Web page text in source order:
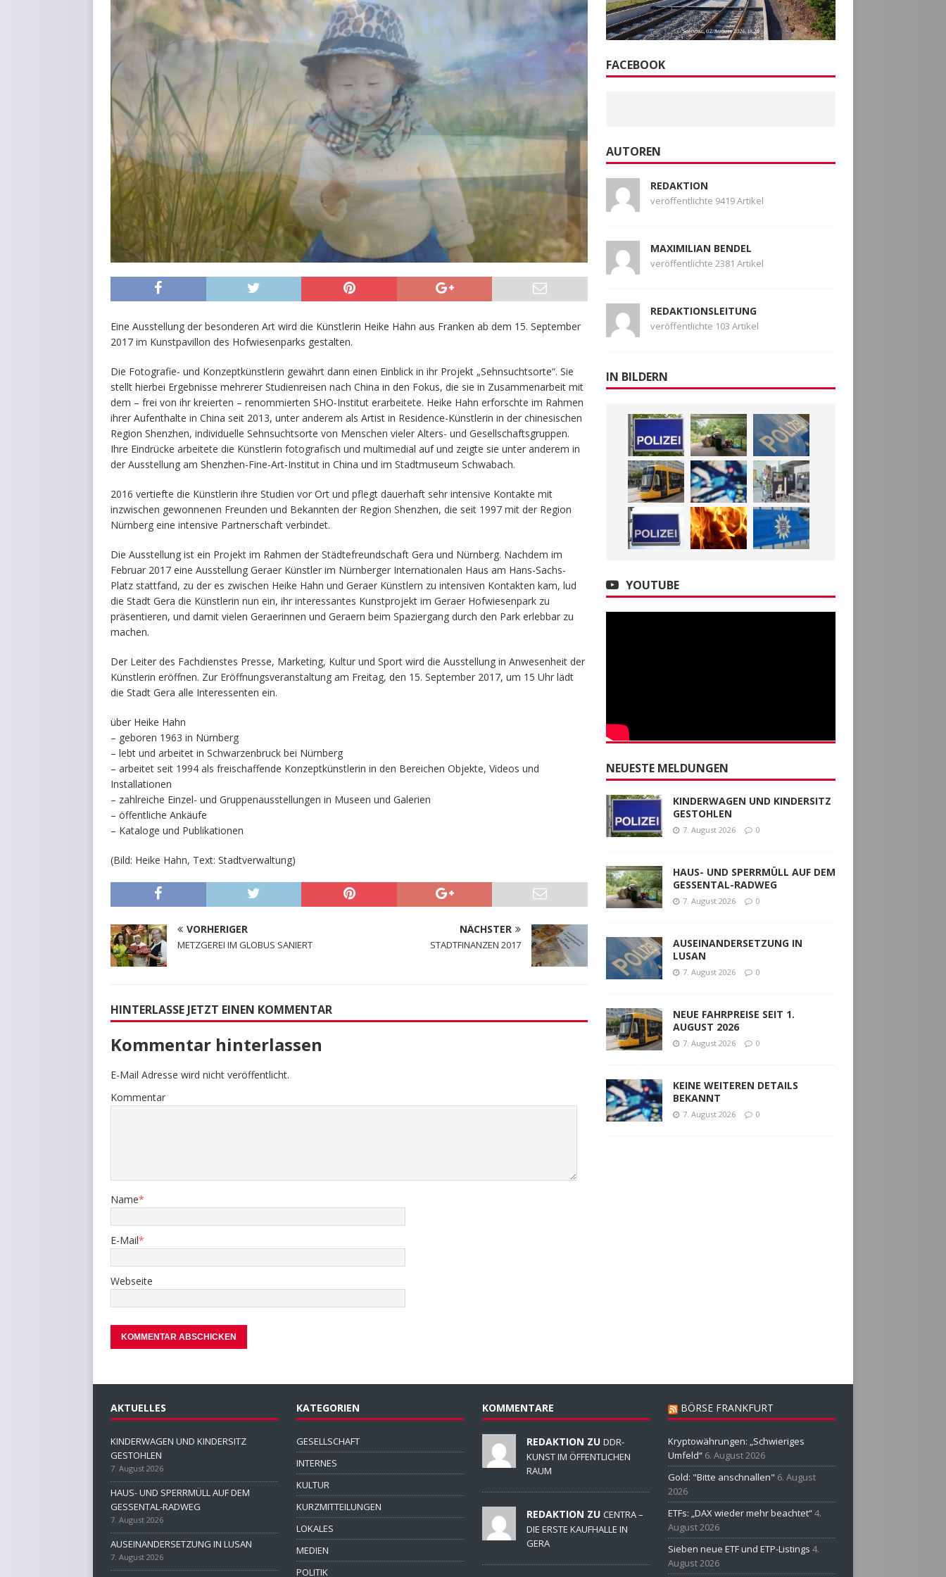
Eine Ausstellung der besonderen Art wird die Künstlerin Heike Hahn aus Franken ab dem 15. September
2017 im Kunstpavillon des Hofwiesenparks gestalten.
Die Fotografie- und Konzeptkünstlerin gewährt dann einen Einblick in ihr Projekt „Sehnsuchtsorte“. Sie
stellt hierbei Ergebnisse mehrerer Studienreisen nach China in den Fokus, die sie in Zusammenarbeit mit
dem – frei von ihr kreierten – renommierten SHO-Institut erarbeitete. Heike Hahn erforschte im Rahmen
ihrer Aufenthalte in China seit 2013, unter anderem als Artist in Residence-Künstlerin in der chinesischen
Region Shenzhen, individuelle Sehnsuchtsorte von Menschen vieler Alters- und Gesellschaftsgruppen.
Ihre Eindrücke arbeitete die Künstlerin fotografisch und multimedial auf und zeigte sie unter anderem in
der Ausstellung am Shenzhen-Fine-Art-Institut in China und im Stadtmuseum Schwabach.
2016 vertiefte die Künstlerin ihre Studien vor Ort und pflegt dauerhaft sehr intensive Kontakte mit
inzwischen gewonnenen Freunden und Bekannten der Region Shenzhen, die seit 1997 mit der Region
Nürnberg eine intensive Partnerschaft verbindet.
Die Ausstellung ist ein Projekt im Rahmen der Städtefreundschaft Gera und Nürnberg. Nachdem im
Februar 2017 eine Ausstellung Geraer Künstler im Nürnberger Internationalen Haus am Hans-Sachs-
Platz stattfand, zu der es zwischen Heike Hahn und Geraer Künstlern zu intensiven Kontakten kam, lud
die Stadt Gera die Künstlerin nun ein, ihr interessantes Kunstprojekt im Geraer Hofwiesenpark zu
präsentieren, und damit vielen Geraerinnen und Geraern beim Spaziergang durch den Park erlebbar zu
machen.
Der Leiter des Fachdienstes Presse, Marketing, Kultur und Sport wird die Ausstellung in Anwesenheit der
Künstlerin eröffnen. Zur Eröffnungsveranstaltung am Freitag, den 15. September 2017, um 15 Uhr lädt
die Stadt Gera alle Interessenten ein.
über Heike Hahn
– geboren 1963 in Nürnberg
– lebt und arbeitet in Schwarzenbruck bei Nürnberg
– arbeitet seit 1994 als freischaffende Konzeptkünstlerin in den Bereichen Objekte, Videos und
Installationen
– zahlreiche Einzel- und Gruppenausstellungen in Museen und Galerien
– öffentliche Ankäufe
– Kataloge und Publikationen
(Bild: Heike Hahn, Text: Stadtverwaltung)
VORHERIGER
METZGEREI IM GLOBUS SANIERT
NÄCHSTER
STADTFINANZEN 2017
HINTERLASSE JETZT EINEN KOMMENTAR
Kommentar hinterlassen
E-Mail Adresse wird nicht veröffentlicht.
Kommentar
Name*
E-Mail*
Webseite
FACEBOOK
AUTOREN
REDAKTION
veröffentlichte 9419 Artikel
MAXIMILIAN BENDEL
veröffentlichte 2381 Artikel
REDAKTIONSLEITUNG
veröffentlichte 103 Artikel
IN BILDERN
YOUTUBE
NEUESTE MELDUNGEN
KINDERWAGEN UND KINDERSITZ
GESTOHLEN
7. August 2026 0
HAUS- UND SPERRMÜLL AUF DEM
GESSENTAL-RADWEG
7. August 2026 0
AUSEINANDERSETZUNG IN
LUSAN
7. August 2026 0
NEUE FAHRPREISE SEIT 1.
AUGUST 2026
7. August 2026 0
KEINE WEITEREN DETAILS
BEKANNT
7. August 2026 0
AKTUELLES
KINDERWAGEN UND KINDERSITZ
GESTOHLEN
7. August 2026
HAUS- UND SPERRMÜLL AUF DEM
GESSENTAL-RADWEG
7. August 2026
AUSEINANDERSETZUNG IN LUSAN
7. August 2026
KATEGORIEN
GESELLSCHAFT
INTERNES
KULTUR
KURZMITTEILUNGEN
LOKALES
MEDIEN
POLITIK
KOMMENTARE
REDAKTION ZU DDR-
KUNST IM ÖFFENTLICHEN
RAUM
REDAKTION ZU CENTRA –
DIE ERSTE KAUFHALLE IN
GERA
BÖRSE FRANKFURT
Kryptowährungen: „Schwieriges
Umfeld“ 6. August 2026
Gold: "Bitte anschnallen" 6. August
2026
ETFs: „DAX wieder mehr beachtet“4.
August 2026
Sieben neue ETF und ETP-Listings 4.
August 2026